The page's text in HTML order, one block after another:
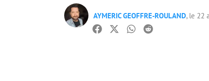
AYMERIC GEOFFRE-ROULAND, le 22
Facebook
TwitterWhatsapp
Reddit